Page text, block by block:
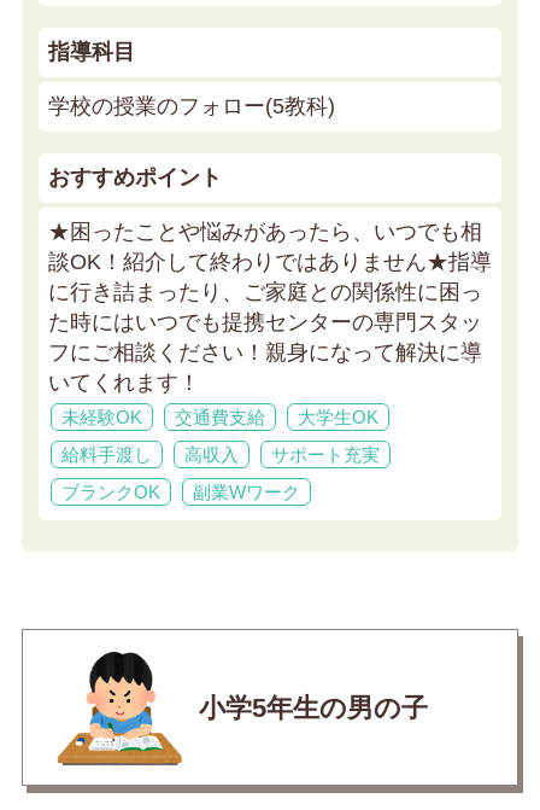
指導科目
学校の授業のフォロー(5教科)
おすすめポイント
★困ったことや悩みがあったら、いつでも相
談OK！紹介して終わりではありません★指導
に行き詰まったり、ご家庭との関係性に困っ
た時にはいつでも提携センターの専門スタッ
フにご相談ください！親身になって解決に導
いてくれます！
未経験OK 交通費支給
大学生OK
給料手渡し
高収入
サポート充実
ブランクOK
副業Wワーク
小学5年生の男の子